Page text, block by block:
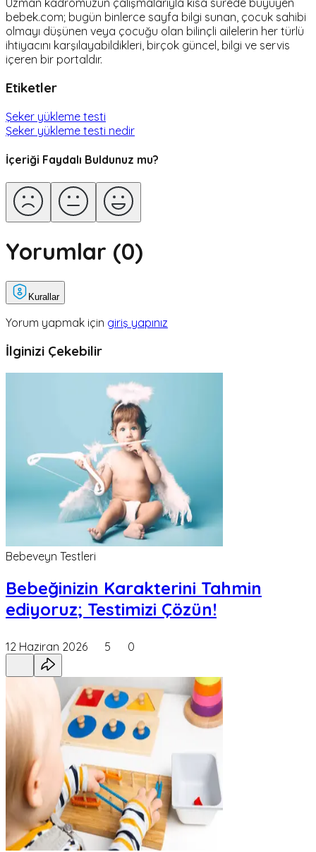
bebek.com; bugün binlerce sayfa bilgi sunan, çocuk sahibi
olmayı düşünen veya çocuğu olan bilinçli ailelerin her türlü
ihtiyacını karşılayabildikleri, birçok güncel, bilgi ve servis
içeren bir portaldır.
Etiketler
Şeker yükleme testi
Şeker yükleme testi nedir
İçeriği Faydalı Buldunuz mu?
Yorumlar (0)
Kurallar
Yorum yapmak için giriş yapınız
İlginizi Çekebilir
Bebeveyn Testleri
Bebeğinizin Karakterini Tahmin
ediyoruz; Testimizi Çözün!
12 Haziran 2026 5 0